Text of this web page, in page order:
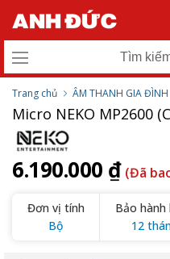
Trang chủ ÂM THANH GIA ĐÌNH
Micro NEKO MP2600
6.190.000 ₫ (Đã
Đơn vị tính
Bộ
Bảo hành
12